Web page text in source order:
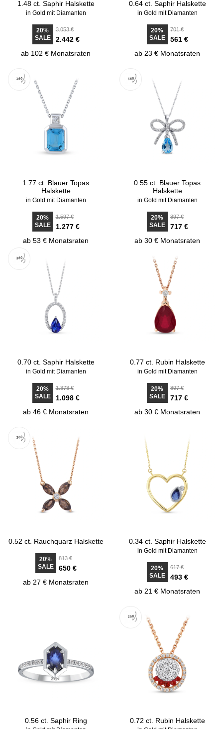
1.48 ct. Saphir Halskette
in Gold mit Diamanten
20%
SALE
3.053 €
2.442 €
ab 102 € Monatsraten
0.64 ct. Saphir Halskette
in Gold mit Diamanten
20%
SALE
701 €
561 €
ab 23 € Monatsraten
1.77 ct. Blauer Topas
Halskette
in Gold mit Diamanten
20%
SALE
1.597 €
1.277 €
ab 53 € Monatsraten
0.55 ct. Blauer Topas
Halskette
in Gold mit Diamanten
20%
SALE
897 €
717 €
ab 30 € Monatsraten
0.70 ct. Saphir Halskette
in Gold mit Diamanten
20%
SALE
1.373 €
1.098 €
ab 46 € Monatsraten
0.77 ct. Rubin Halskette
in Gold mit Diamanten
20%
SALE
897 €
717 €
ab 30 € Monatsraten
0.52 ct. Rauchquarz Halskette
20%
SALE
813 €
650 €
ab 27 € Monatsraten
0.34 ct. Saphir Halskette
in Gold mit Diamanten
20%
SALE
617 €
493 €
ab 21 € Monatsraten
0.56 ct. Saphir Ring 0.72 ct. Rubin Halskette